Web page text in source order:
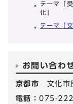
テーマ「
化」
テーマ「
お問い合わ
京都市 文化市
電話：075-